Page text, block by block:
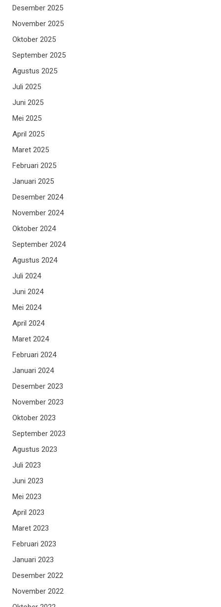
Desember 2025
November 2025
Oktober 2025
September 2025
Agustus 2025
Juli 2025
Juni 2025
Mei 2025
April 2025
Maret 2025
Februari 2025
Januari 2025
Desember 2024
November 2024
Oktober 2024
September 2024
Agustus 2024
Juli 2024
Juni 2024
Mei 2024
April 2024
Maret 2024
Februari 2024
Januari 2024
Desember 2023
November 2023
Oktober 2023
September 2023
Agustus 2023
Juli 2023
Juni 2023
Mei 2023
April 2023
Maret 2023
Februari 2023
Januari 2023
Desember 2022
November 2022